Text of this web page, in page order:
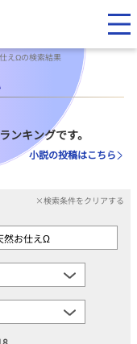
えΩの検索結果
ンキングです。
小説の投稿はこちら
×検索条件をクリアする